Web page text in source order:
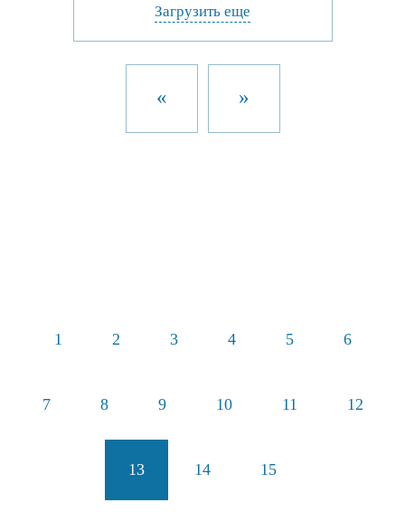
Загрузить еще
« »
1 2 3 4 5 6
7 8 9 10 11 12
13 14 15